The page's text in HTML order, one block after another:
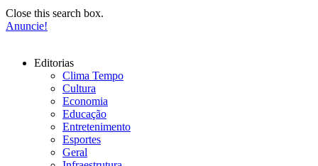
Close this search box.
Anuncie!
Editorias
Clima Tempo
Cultura
Economia
Educação
Entretenimento
Esportes
Geral